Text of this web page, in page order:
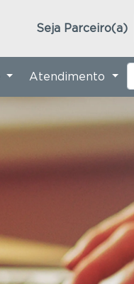
Seja Parceiro(a)
Atendimento